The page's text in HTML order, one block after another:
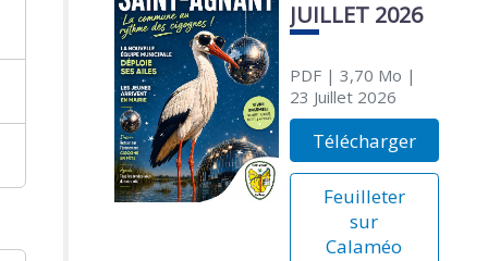
JUILLET 2026
PDF| 3,70 Mo |
23 Juillet 2026
Télécharger
Feuilleter
sur
Calaméo